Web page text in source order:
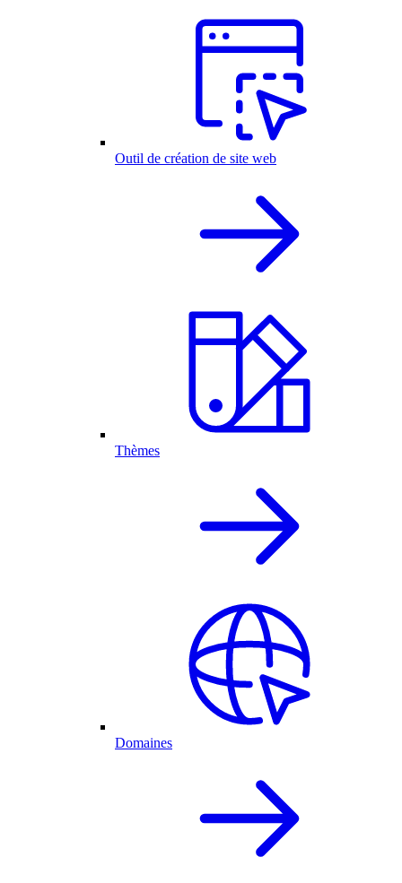
Outil de création de site web
Thèmes
Domaines